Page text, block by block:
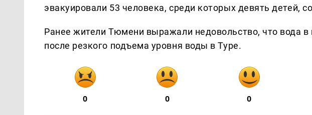
эвакуировали 53 человека, среди которых девять детей,
Ранее жители Тюмени выражали недовольство, что вода в
после резкого подъема уровня воды в Туре.
0 0 0